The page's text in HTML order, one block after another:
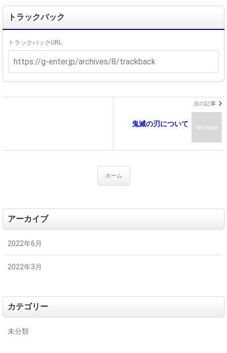
トラックバック
トラックバックURL
次の記事
No Image
鬼滅の刃について
ホーム
アーカイブ
2022年6月
2022年3月
カテゴリー
未分類